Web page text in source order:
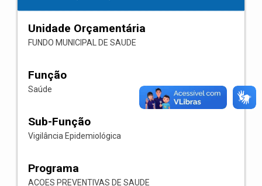
Unidade Orçamentária
FUNDO MUNICIPAL DE SAUDE
Função
Saúde
Sub-Função
Vigilância Epidemiológica
Programa
ACOES PREVENTIVAS DE SAUDE